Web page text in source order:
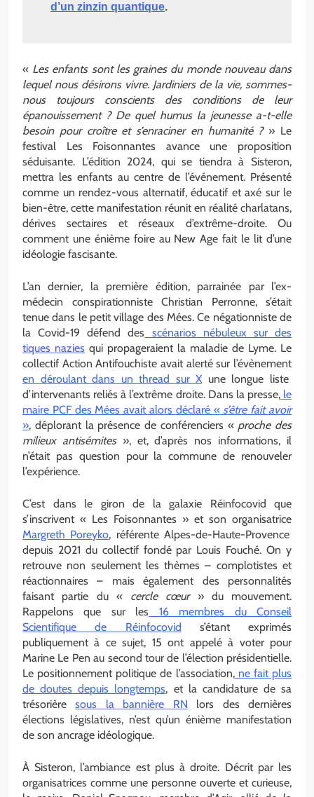
d’un zinzin quantique.
« Les enfants sont les graines du monde nouveau dans
lequel nous désirons vivre. Jardiniers de la vie, sommes-
nous toujours conscients des conditions de leur
épanouissement ? De quel humus la jeunesse a-t-elle
besoin pour croître et s’enraciner en humanité ?» Le
festival Les Foisonnantes avance une proposition
séduisante. L’édition 2024, qui se tiendra à Sisteron,
mettra les enfants au centre de l’événement. Présenté
comme un rendez-vous alternatif, éducatif et axé sur le
bien-être, cette manifestation réunit en réalité charlatans,
dérives sectaires et réseaux d’extrême-droite. Ou
comment une énième foire au New Age fait le lit d’une
idéologie fascisante.
L’an dernier, la première édition, parrainée par l’ex-
médecin conspirationniste Christian Perronne, s’était
tenue dans le petit village des Mées. Ce négationniste de
la Covid-19 défend des scénarios nébuleux sur des
tiques nazies qui propageraient la maladie de Lyme. Le
collectif Action Antifouchiste avait alerté sur l’évènement
en déroulant dans un thread sur X une longue liste
d’intervenants reliés à l’extrême droite. Dans la presse,le
maire PCF des Mées avait alors déclaré «s’être fait avoir
», déplorant la présence de conférenciers « proche des
milieux antisémites», et, d’après nos informations, il
n’était pas question pour la commune de renouveler
l’expérience.
C’est dans le giron de la galaxie Réinfocovid que
s’inscrivent « Les Foisonnantes » et son organisatrice
Margreth Poreyko, référente Alpes-de-Haute-Provence
depuis 2021 du collectif fondé par Louis Fouché. On y
retrouve non seulement les thèmes – complotistes et
réactionnaires – mais également des personnalités
faisant partie du « cercle cœur» du mouvement.
Rappelons que sur les 16 membres du Conseil
Scientifique de Réinfocovid s’étant exprimés
publiquement à ce sujet, 15 ont appelé à voter pour
Marine Le Pen au second tour de l’élection présidentielle.
Le positionnement politique de l’association,ne fait plus
de doutes depuis longtemps, et la candidature de sa
trésorièresous la bannière RN lors des dernières
élections législatives, n’est qu’un énième manifestation
de son ancrage idéologique.
À Sisteron, l’ambiance est plus à droite. Décrit par les
organisatrices comme une personne ouverte et curieuse,